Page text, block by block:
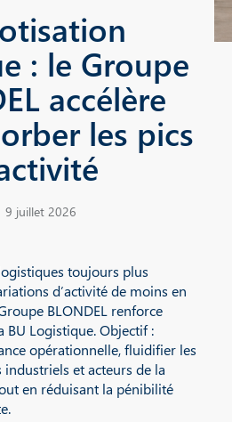
: le Groupe
accélère
les pics
9 juillet 2026
toujours plus
d’activité de moins en
BLONDEL renforce
BU Logistique. Objectif :
opérationnelle, fluidifier les
et acteurs de la
en réduisant la pénibilité